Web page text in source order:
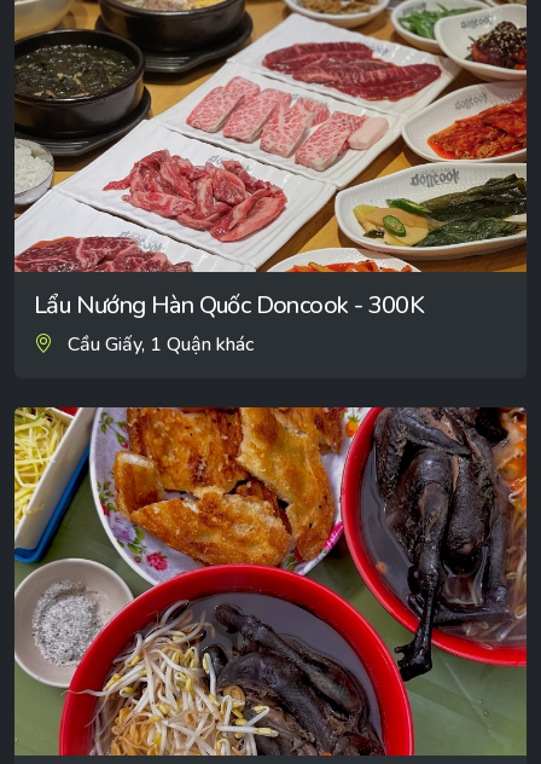
Lẩu Nướng Hàn Quốc Doncook - 300K
Cầu Giấy, 1 Quận khác